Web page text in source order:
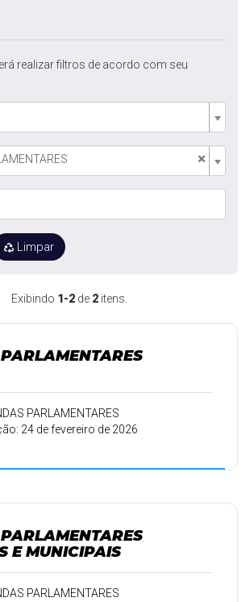
Exibindo 1-2 de 2 itens.
PARLAMENTARES
24 de fevereiro de 2026
E MUNICIPAIS
PARLAMENTARES
realizar filtros de acordo com seu
×
Limpar